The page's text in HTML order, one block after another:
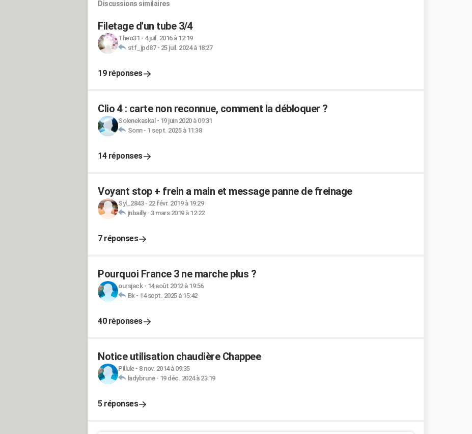
Discussions similaires
Filetage d'un tube 3/4
Theo31 - 4 juil. 2016 à 12:19
stf_jpd87- 25 juil. 2024 à 18:27
19 réponses
Clio 4 : carte non reconnue, comment la débloquer ?
Solenekaskal - 19 juin 2020 à 09:31
Sonn- 1 sept. 2025 à 11:38
14 réponses
Voyant stop + frein a main et message panne de freinage
Syl_2843- 22 févr. 2019 à 19:29
jnbailly- 3 mars 2019 à 12:22
7 réponses
Pourquoi France 3 ne marche plus ?
oursjack- 14 août 2012 à 19:56
Bk- 14 sept. 2025 à 15:42
40 réponses
Notice utilisation chaudière Chappee
Pillule- 8 nov. 2014 à 09:35
ladybrune- 19 déc. 2024 à 23:19
5 réponses